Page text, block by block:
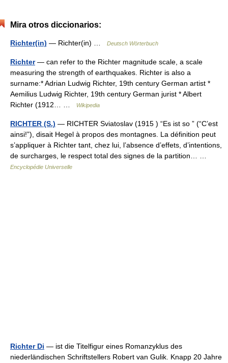
Mira otros diccionarios:
Richter(in) — Richter(in) … Deutsch Wörterbuch
Richter— can refer to the Richter magnitude scale, a scale
measuring the strength of earthquakes. Richter is also a
surname:* Adrian Ludwig Richter, 19th century German artist *
Aemilius Ludwig Richter, 19th century German jurist * Albert
Richter (1912… …
Wikipedia
RICHTER (S.) — RICHTER Sviatoslav (1915 ) “Es ist so ” (“C’est
ainsi!”), disait Hegel à propos des montagnes. La définition peut
s’appliquer à Richter tant, chez lui, l’absence d’effets, d’intentions,
de surcharges, le respect total des signes de la partition… …
Encyclopédie Universelle
Richter Di — ist die Titelfigur eines Romanzyklus des
niederländischen Schriftstellers Robert van Gulik. Knapp 20 Jahre